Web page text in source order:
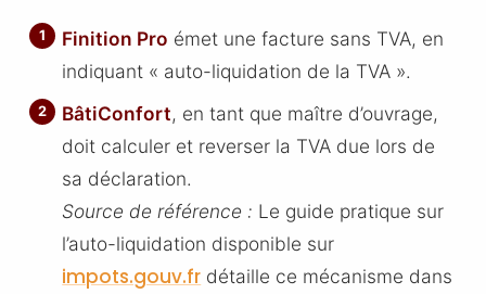
Finition Pro émet une facture sans TVA, en
indiquant « auto-liquidation de la TVA ».
BâtiConfort, en tant que maître d’ouvrage,
doit calculer et reverser la TVA due lors de
sa déclaration.
Source de référence : Le guide pratique sur
l’auto-liquidation disponible sur
impots.gouv.fr détaille ce mécanisme dans